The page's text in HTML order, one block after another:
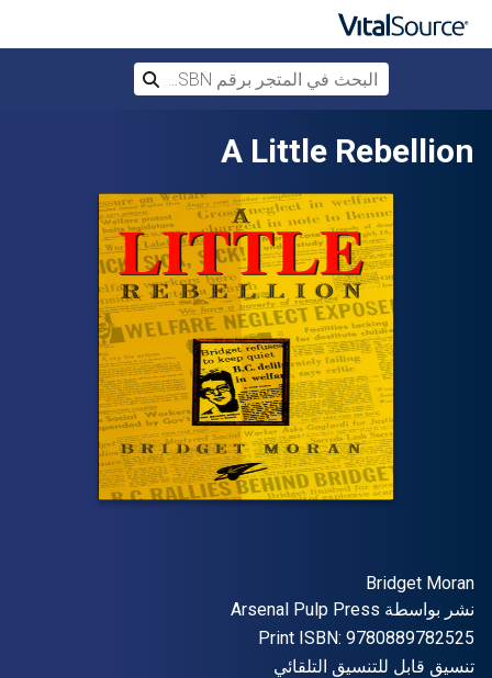
A Little Rebellion
المؤلف (المؤلفون)
Bridget Moran
الناشر
نشر بواسطة Arsenal Pulp Press
Print ISBN: 9780889782525
شكل
تنسيق قابل للتنسيق التلقائي